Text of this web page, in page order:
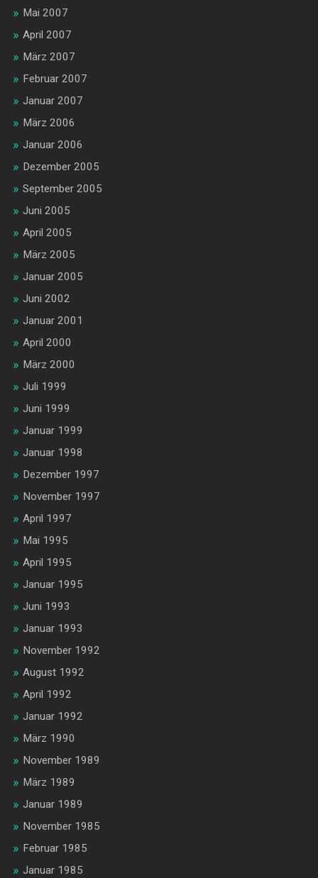
Mai 2007
April 2007
März 2007
Februar 2007
Januar 2007
März 2006
Januar 2006
Dezember 2005
September 2005
Juni 2005
April 2005
März 2005
Januar 2005
Juni 2002
Januar 2001
April 2000
März 2000
Juli 1999
Juni 1999
Januar 1999
Januar 1998
Dezember 1997
November 1997
April 1997
Mai 1995
April 1995
Januar 1995
Juni 1993
Januar 1993
November 1992
August 1992
April 1992
Januar 1992
März 1990
November 1989
März 1989
Januar 1989
November 1985
Februar 1985
Januar 1985